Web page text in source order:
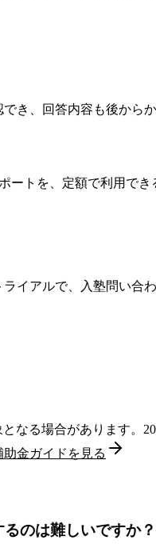
き、回答内容も後から
ートを、定額で利用で
イアルで、入塾問い
なる場合があります。
助金ガイドを見る
のは難しいですか？